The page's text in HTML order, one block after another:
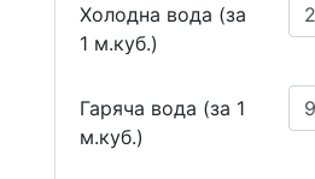
Холодна вода (за
1 м.куб.)
Гаряча вода (за 1
м.куб.)